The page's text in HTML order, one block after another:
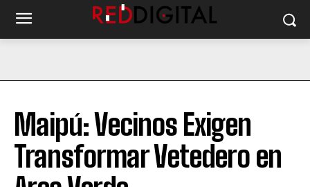
Maipú: Vecinos Exigen
Transformar Vetedero en